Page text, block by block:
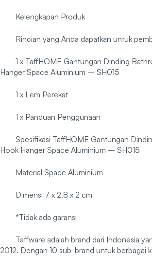
Kelengkapan Produk
Rincian yang Anda dapatkan untuk
1 x TaffHOME Gantungan Dinding
Hanger Space Aluminium – SH015
1 x Lem Perekat
1 x Panduan Penggunaan
Spesifikasi TaffHOME Gantungan
Hook Hanger Space Aluminium – SH015
Material Space Aluminium
Dimensi 7 x 2.8 x 2 cm
*Tidak ada garansi
Taffware adalah brand dari Indonesia
2012. Dengan 10 sub-brand untuk berbagai